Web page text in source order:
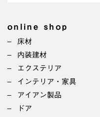
online shop
床材
内装建材
エクステリア
インテリア・家具
アイアン製品
ドア